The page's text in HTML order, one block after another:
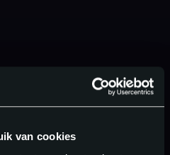
van cookies